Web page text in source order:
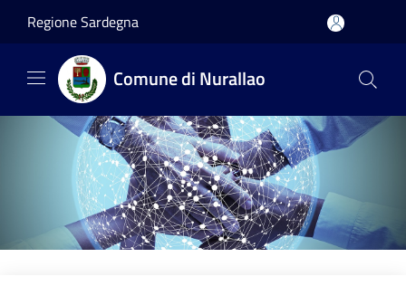
Regione Sardegna
Comune di Nurallao